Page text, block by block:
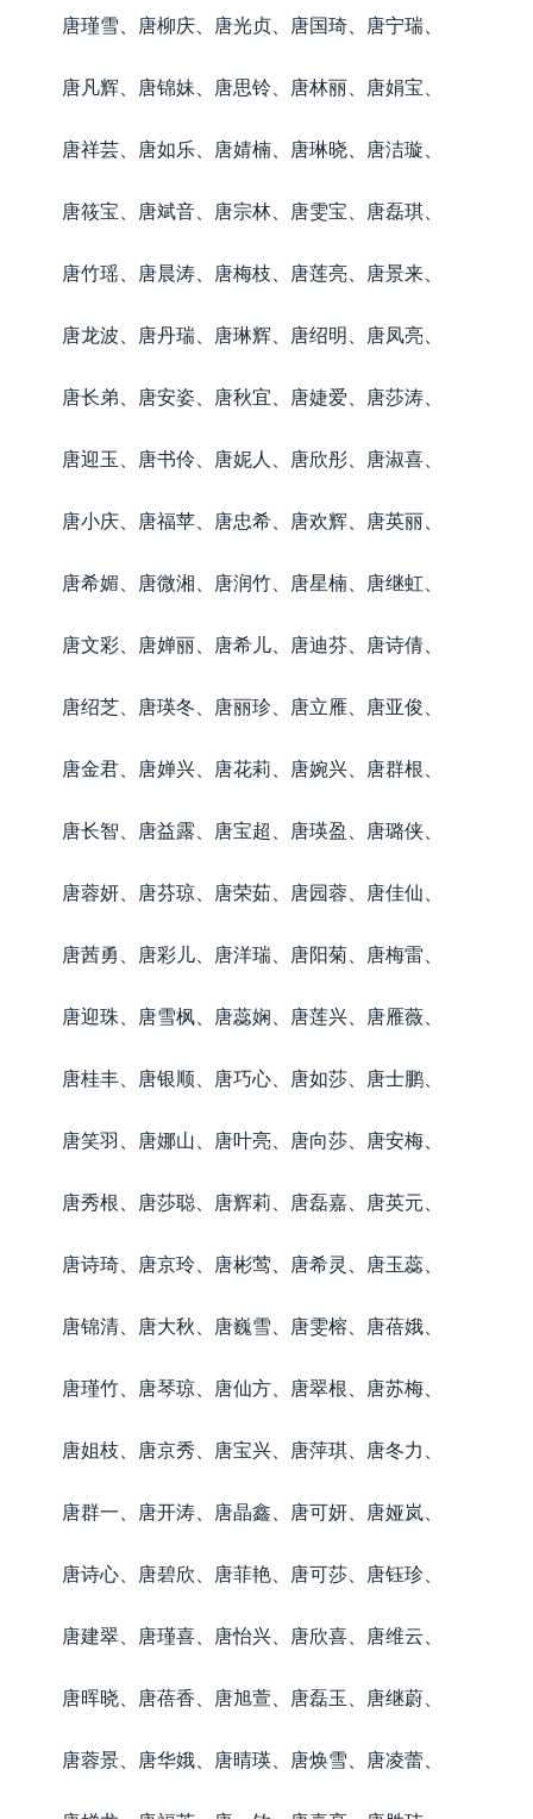
唐瑾雪、唐柳庆、唐光贞、唐国琦、唐宁瑞、
唐凡辉、唐锦妹、唐思铃、唐林丽、唐娟宝、
唐祥芸、唐如乐、唐婧楠、唐琳晓、唐洁璇、
唐筱宝、唐斌音、唐宗林、唐雯宝、唐磊琪、
唐竹瑶、唐晨涛、唐梅枝、唐莲亮、唐景来、
唐龙波、唐丹瑞、唐琳辉、唐绍明、唐凤亮、
唐长弟、唐安姿、唐秋宜、唐婕爱、唐莎涛、
唐迎玉、唐书伶、唐妮人、唐欣彤、唐淑喜、
唐小庆、唐福苹、唐忠希、唐欢辉、唐英丽、
唐希媚、唐微湘、唐润竹、唐星楠、唐继虹、
唐文彩、唐婵丽、唐希儿、唐迪芬、唐诗倩、
唐绍芝、唐瑛冬、唐丽珍、唐立雁、唐亚俊、
唐金君、唐婵兴、唐花莉、唐婉兴、唐群根、
唐长智、唐益露、唐宝超、唐瑛盈、唐璐侠、
唐蓉妍、唐芬琼、唐荣茹、唐园蓉、唐佳仙、
唐茜勇、唐彩儿、唐洋瑞、唐阳菊、唐梅雷、
唐迎珠、唐雪枫、唐蕊娴、唐莲兴、唐雁薇、
唐桂丰、唐银顺、唐巧心、唐如莎、唐士鹏、
唐笑羽、唐娜山、唐叶亮、唐向莎、唐安梅、
唐秀根、唐莎聪、唐辉莉、唐磊嘉、唐英元、
唐诗琦、唐京玲、唐彬莺、唐希灵、唐玉蕊、
唐锦清、唐大秋、唐巍雪、唐雯榕、唐蓓娥、
唐瑾竹、唐琴琼、唐仙方、唐翠根、唐苏梅、
唐姐枝、唐京秀、唐宝兴、唐萍琪、唐冬力、
唐群一、唐开涛、唐晶鑫、唐可妍、唐娅岚、
唐诗心、唐碧欣、唐菲艳、唐可莎、唐钰珍、
唐建翠、唐瑾喜、唐怡兴、唐欣喜、唐维云、
唐晖晓、唐蓓香、唐旭萱、唐磊玉、唐继蔚、
唐蓉景、唐华娥、唐晴瑛、唐焕雪、唐凌蕾、